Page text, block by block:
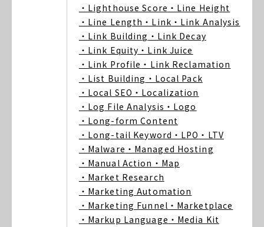
・Lighthouse Score ・Line Height
・Line Length ・Link ・Link Analysis
・Link Building ・Link Decay
・Link Equity ・Link Juice
・Link Profile ・Link Reclamation
・List Building ・Local Pack
・Local SEO ・Localization
・Log File Analysis ・Logo
・Long-form Content
・Long-tail Keyword ・LPO ・LTV
・Malware ・Managed Hosting
・Manual Action ・Map
・Market Research
・Marketing Automation
・Marketing Funnel ・Marketplace
・Markup Language ・Media Kit